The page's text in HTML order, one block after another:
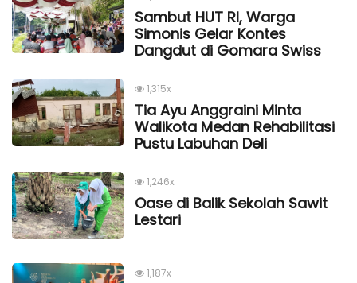
Sambut HUT RI, Warga
Simonis Gelar Kontes
Dangdut di Gomara Swiss
1,315x
Tia Ayu Anggraini Minta
Walikota Medan Rehabilitasi
Pustu Labuhan Deli
1,246x
Oase di Balik Sekolah Sawit
Lestari
1,187x